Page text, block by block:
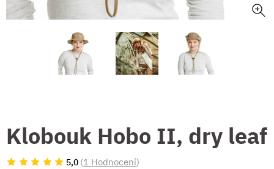
Klobouk Hobo II, dry leaf
5,0 (1 Hodnocení)